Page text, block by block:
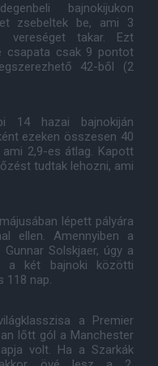
bajnokijukon
zsebeltek be, ami 3
takar. Ezt
csapata csak 9 pontot
42-ből (2
14 hazai bajnokiján
ezeken összesen 40
2,9-es átlag. Kapott
tudtak lehozni, ami
lépett pályára
ellen. Amennyiben a
Solskjaer, úgy a
a két bajnoki közötti
118 nap.
a Premier
lőtt gól a Manchester
volt. Ha a Szarkák